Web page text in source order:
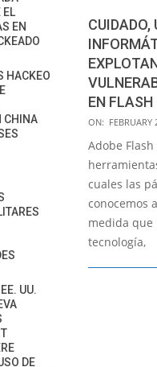
CUIDADO,
EN FLASH
2018-
02-
02
ON: FEBRUARY
Adobe
cuales las
conocemos
medida que
tecnología,
EL
EN
HACKEO
CHINA
UU.
DE